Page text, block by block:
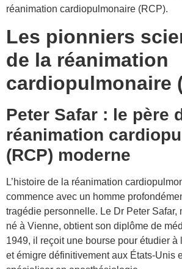
réanimation cardiopulmonaire (RCP).
Les pionniers
de la réanimation
cardiopulmonaire
Peter Safar : le père
réanimation
(RCP) moderne
L’histoire de la réanimation
commence avec un homme
tragédie personnelle. Le Dr Peter Safar,
né à Vienne, obtient son diplôme de
1949, il reçoit une bourse pour étudier à
et émigre définitivement aux États-Unis